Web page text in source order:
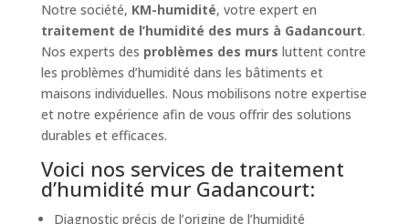
Notre société, KM-humidité, votre expert en
traitement de l’humidité des murs à Gadancourt.
Nos experts des problèmes des murs luttent contre
les problèmes d’humidité dans les bâtiments et
maisons individuelles. Nous mobilisons notre expertise
et notre expérience afin de vous offrir des solutions
durables et efficaces.
Voici nos services de traitement
d’humidité mur Gadancourt:
Diagnostic précis de l’origine de l’humidité